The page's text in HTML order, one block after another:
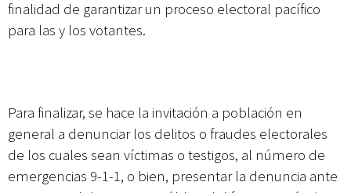
finalidad de garantizar un proceso electoral pacífico
para las y los votantes.
Para finalizar, se hace la invitación a población en
general a denunciar los delitos o fraudes electorales
de los cuales sean víctimas o testigos, al número de
emergencias 9-1-1, o bien, presentar la denuncia ante